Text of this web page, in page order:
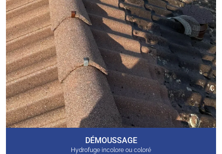
DÉMOUSSAGE
Hydrofuge incolore ou coloré